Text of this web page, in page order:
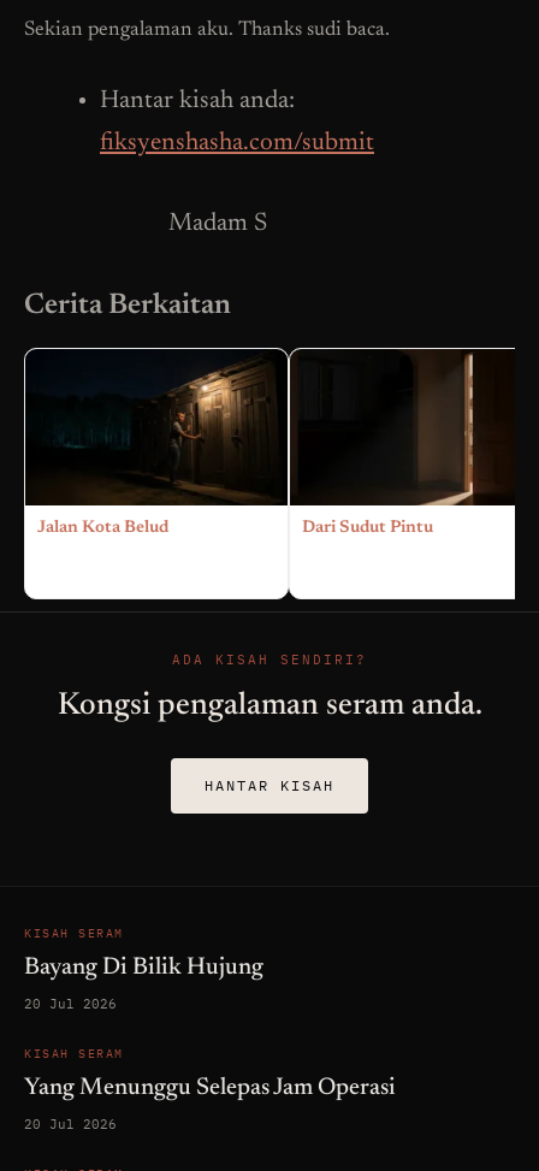
Sekian pengalaman aku. Thanks sudi baca.
Hantar kisah anda:
fiksyenshasha.com/submit
Madam S
Cerita Berkaitan
Jalan Kota Belud Dari Sudut Pintu
ADA KISAH SENDIRI?
Kongsi pengalaman seram anda.
HANTAR KISAH
KISAH SERAM
Bayang Di Bilik Hujung
20 Jul 2026
KISAH SERAM
Yang Menunggu Selepas Jam Operasi
20 Jul 2026